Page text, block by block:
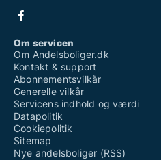
Om servicen
Om Andelsboliger.dk
Kontakt & support
Abonnementsvilkår
Generelle vilkår
Servicens indhold og værdi
Datapolitik
Cookiepolitik
Sitemap
Nye andelsboliger (RSS)